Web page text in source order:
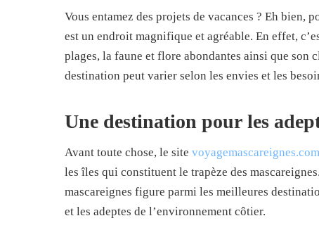
Vous entamez des projets de vacances ? Eh bien,
est un endroit magnifique et agréable. En effet,
plages, la faune et flore abondantes ainsi que
destination peut varier selon les envies et les
Une destination pour les
Avant toute chose, le site voyagemascareignes.com
les îles qui constituent le trapèze des
mascareignes figure parmi les meilleures
et les adeptes de l’environnement côtier.